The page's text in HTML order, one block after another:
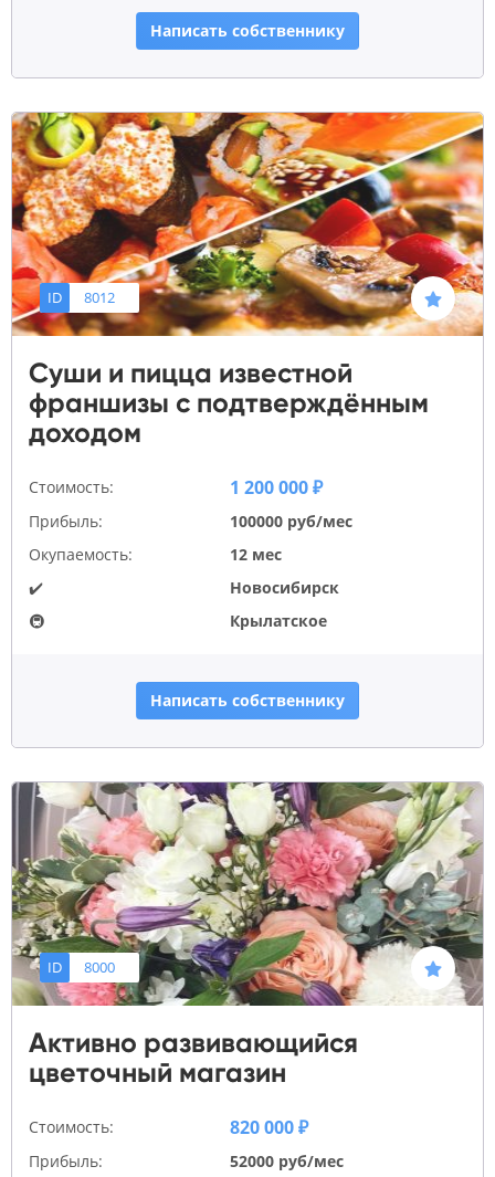
Написать собственнику
ID 8012
Суши и пицца известной
франшизы с подтверждённым
доходом
Стоимость: 1 200 000 ₽
Прибыль:
100000 руб/мес
Окупаемость:
12 мес
✔️
Новосибирск
🚇
Крылатское
Написать собственнику
ID 8000
Активно развивающийся
цветочный магазин
Стоимость: 820 000 ₽
Прибыль: 52000 руб/мес